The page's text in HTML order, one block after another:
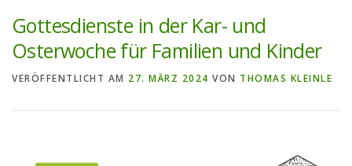
Gottesdienste in der Kar- und
Osterwoche für Familien und Kinder
VERÖFFENTLICHT AM 27. MÄRZ 2024 VON THOMAS KLEINLE